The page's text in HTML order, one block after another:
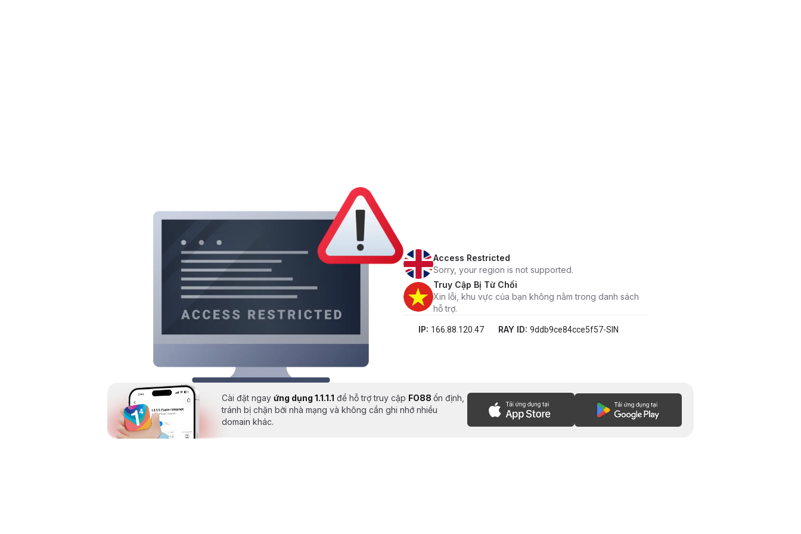
Access Restricted
Sorry, your region is not supported.
Truy Cập Bị Từ Chối
Xin lỗi, khu vực của bạn không nằm trong danh sách
hỗ trợ.
IP: 166.88.120.47 RAY ID: 9ddb9ce84cce5f57-SIN
Cài đặt ngayứng dụng 1.1.1.1 để hỗ trợ truy cập FO88ổn định,
tránh bị chặn bởi nhà mạng và không cần ghi nhớ nhiều
domain khác.